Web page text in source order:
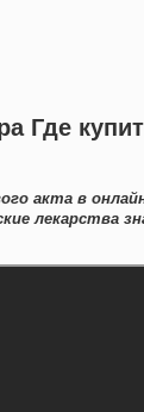
Где
акта в
лекарства